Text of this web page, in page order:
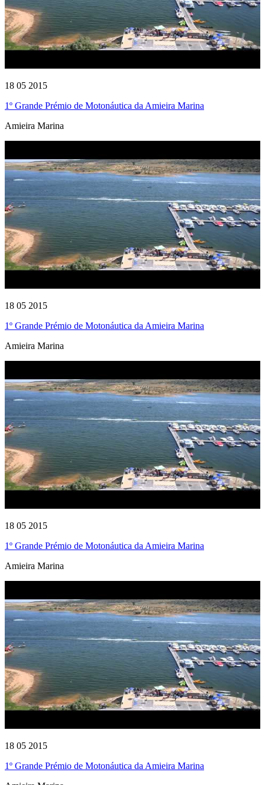
18 05 2015
1º Grande Prémio de Motonáutica da Amieira Marina
Amieira Marina
18 05 2015
1º Grande Prémio de Motonáutica da Amieira Marina
Amieira Marina
18 05 2015
1º Grande Prémio de Motonáutica da Amieira Marina
Amieira Marina
18 05 2015
1º Grande Prémio de Motonáutica da Amieira Marina